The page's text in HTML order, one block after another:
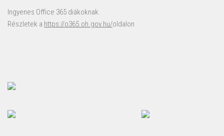
Ingyenes Office 365 diákoknak.
Részletek a https://o365.oh.gov.hu/oldalon